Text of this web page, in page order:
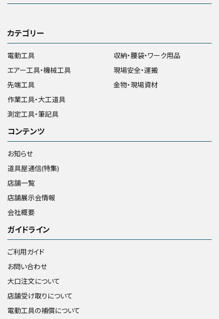
カテゴリー
電動工具
エアー工具・機械工具
先端工具
作業工具・大工道具
測定工具・筆記具
収納・腰袋・ワーク用品
現場安全・運搬
金物・現場資材
コンテンツ
お知らせ
道具屋通信(特集)
店舗一覧
店舗展示会情報
会社概要
ガイドライン
ご利用ガイド
お問い合わせ
大口注文について
店舗受け取りについて
電動工具の補償について